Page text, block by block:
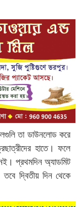
তা ডাউনলোড করে
হাতে। ফলে
প্রথমদিন অ্যাডমিট
দ্বিতীয় দিন থেকে